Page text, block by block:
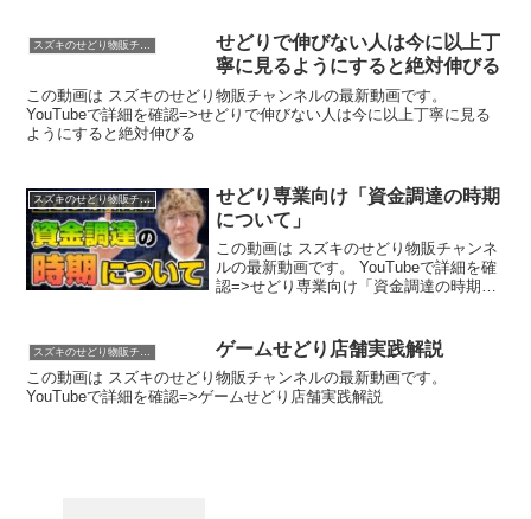
スズキのせどり物販チャンネル
せどりで伸びない人は今に以上丁
寧に見るようにすると絶対伸びる
この動画は スズキのせどり物販チャンネルの最新動画です。
YouTubeで詳細を確認=>せどりで伸びない人は今に以上丁寧に見る
ようにすると絶対伸びる
スズキのせどり物販チャンネル
せどり専業向け「資金調達の時期
について」
この動画は スズキのせどり物販チャンネ
ルの最新動画です。 YouTubeで詳細を確
認=>せどり専業向け「資金調達の時期に
スズキのせどり物販チャンネル ゲームせどり店舗実践解説
この動画は スズキのせどり物販チャンネルの最新動画です。
YouTubeで詳細を確認=>ゲームせどり店舗実践解説